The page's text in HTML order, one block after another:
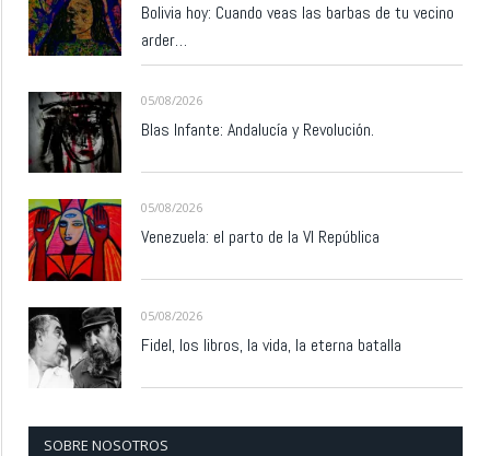
Bolivia hoy: Cuando veas las barbas de tu vecino
arder…
05/08/2026
Blas Infante: Andalucía y Revolución.
05/08/2026
Venezuela: el parto de la VI República
05/08/2026
Fidel, los libros, la vida, la eterna batalla
SOBRE NOSOTROS